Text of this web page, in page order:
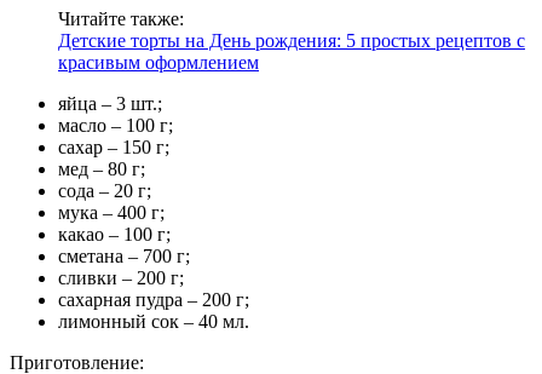
Читайте также:
Детские торты на День рождения: 5 простых рецептов с
красивым оформлением
яйца – 3 шт.;
масло – 100 г;
сахар – 150 г;
мед – 80 г;
сода – 20 г;
мука – 400 г;
какао – 100 г;
сметана – 700 г;
сливки – 200 г;
сахарная пудра – 200 г;
лимонный сок – 40 мл.
Приготовление: